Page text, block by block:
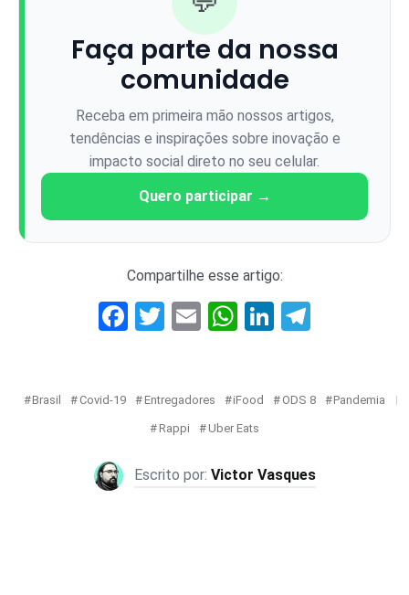
Faça parte da nossa
comunidade
Receba em primeira mão nossos artigos,
tendências e inspirações sobre inovação e
impacto social direto no seu celular.
Quero participar →
Compartilhe esse artigo:
Facebook
Twitter
EmailWhatsApp
LinkedIn
Brasil Covid-19 Entregadores iFood ODS 8 Pandemia
Rappi Uber Eats
Victor Vasques